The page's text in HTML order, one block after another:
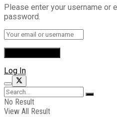
Please enter your username or
password.
Log In
No Result
View All Result